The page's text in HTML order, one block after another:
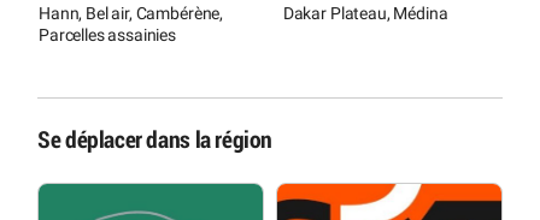
Hann, Bel air, Cambérène,
Parcelles assainies
Dakar Plateau, Médina
Se déplacer dans la région